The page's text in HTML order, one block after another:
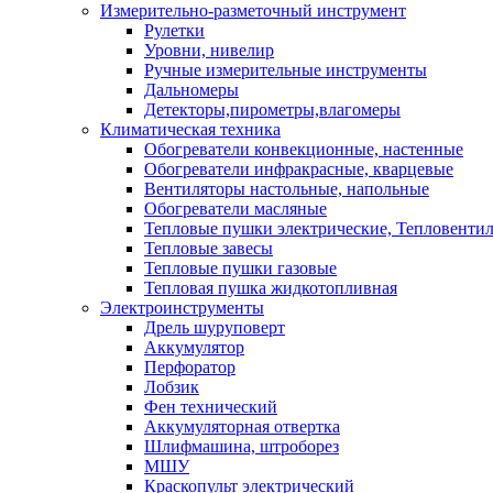
Измерительно-разметочный инструмент
Рулетки
Уровни, нивелир
Ручные измерительные инструменты
Дальномеры
Детекторы,пирометры,влагомеры
Климатическая техника
Обогреватели конвекционные, настенные
Обогреватели инфракрасные, кварцевые
Вентиляторы настольные, напольные
Обогреватели масляные
Тепловые пушки электрические,
Тепловые завесы
Тепловые пушки газовые
Тепловая пушка жидкотопливная
Электроинструменты
Дрель шуруповерт
Аккумулятор
Перфоратор
Лобзик
Фен технический
Аккумуляторная отвертка
Шлифмашина, штроборез
МШУ
Краскопульт электрический